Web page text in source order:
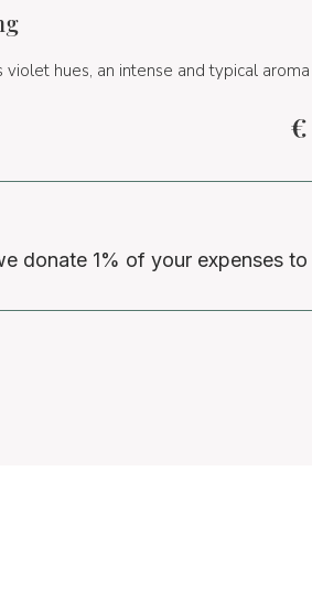
violet hues, an intense and typical
€
donate 1% of your expenses